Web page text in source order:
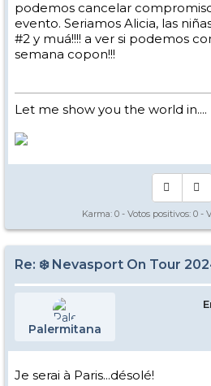
podemos cancelar
evento. Seriamos Alicia, las
#2 y muá!!!! a ver si podemos
semana copon!!!
Let me show you the world in....
Karma: 0 - Votos positivos: 0 -
Re: ❄️ Nevasport On Tour
Palermitana
Je serai à Paris...désolé!